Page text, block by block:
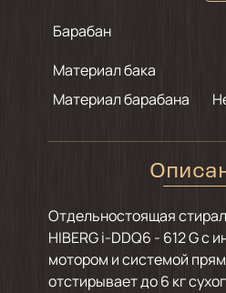
Барабан
Материал бака
Материал барабана
Отдельностоящая
HIBERG i-DDQ6 - 612 G с
мотором и системой
отстирывает до 6 кг